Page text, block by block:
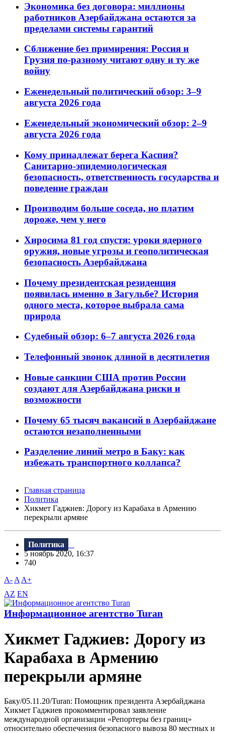
Экономика без договора: миллионы
работников Азербайджана остаются за
пределами системы гарантий
Сближение без примирения: Россия и
Грузия по-разному читают одну и ту же
войну
Еженедельный политический обзор: 3–9
августа 2026 года
Еженедельный экономический обзор: 2–9
августа 2026 года
Кому принадлежат берега Каспия?
Санитарно-эпидемиологическая
безопасность, ответственность государства и
поведение граждан
Производим больше соседа, но платим
дороже, чем у него
Хиросима 81 год спустя: уроки ядерного
оружия, новые угрозы и геополитическая
безопасность Азербайджана
Почему президентская резиденция
появилась именно в Загульбе? История
одного места, которое выбрала сама
природа
Судебный обзор: 6–7 августа 2026 года
Телефонный звонок длиной в десятилетия
Новые санкции США против России
создают для Азербайджана риски и
возможности
Почему 65 тысяч вакансий в Азербайджане
остаются незаполненными
Разделение линий метро в Баку: как
избежать транспортного коллапса?
Главная страница
Политика
Хикмет Гаджиев: Дорогу из Карабаха в Армению
перекрыли армяне
Политика
5 ноябрь 2020, 16:37
740
A- A A+
AZ EN
Информационное агентство Turan
Хикмет Гаджиев: Дорогу из
Карабаха в Армению
перекрыли армяне
Баку/05.11.20/Turan: Помощник президента Азербайджана
Хикмет Гаджиев прокомментировал заявление
международной организации «Репортеры без границ»
относительно обеспечения безопасного вывоза 80 местных и